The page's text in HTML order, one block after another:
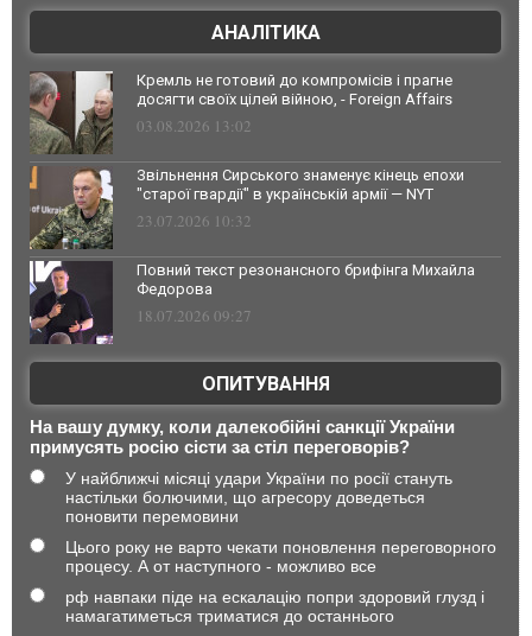
АНАЛІТИКА
Кремль не готовий до компромісів і прагне
досягти своїх цілей війною, - Foreign Affairs
03.08.2026 13:02
Звільнення Сирського знаменує кінець епохи
"старої гвардії" в українській армії — NYT
23.07.2026 10:32
Повний текст резонансного брифінга Михайла
Федорова
18.07.2026 09:27
ОПИТУВАННЯ
На вашу думку, коли далекобійні санкції України
примусять росію сісти за стіл переговорів?
У найближчі місяці удари України по росії стануть
настільки болючими, що агресору доведеться
поновити перемовини
Цього року не варто чекати поновлення переговорного
процесу. А от наступного - можливо все
рф навпаки піде на ескалацію попри здоровий глузд і
намагатиметься триматися до останнього